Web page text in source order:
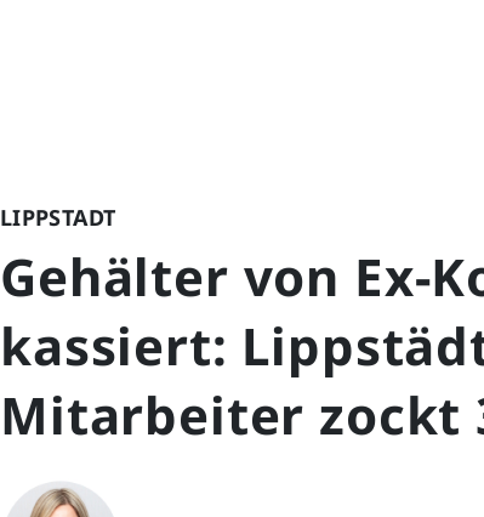
LIPPSTADT
Gehälter von Ex-
kassiert:
Mitarbeiter zockt